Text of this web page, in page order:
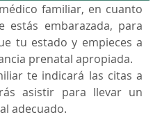
familiar, en cuanto
estás embarazada, para
tu estado y empieces a
prenatal apropiada.
te indicará las citas a
asistir para llevar un
adecuado.